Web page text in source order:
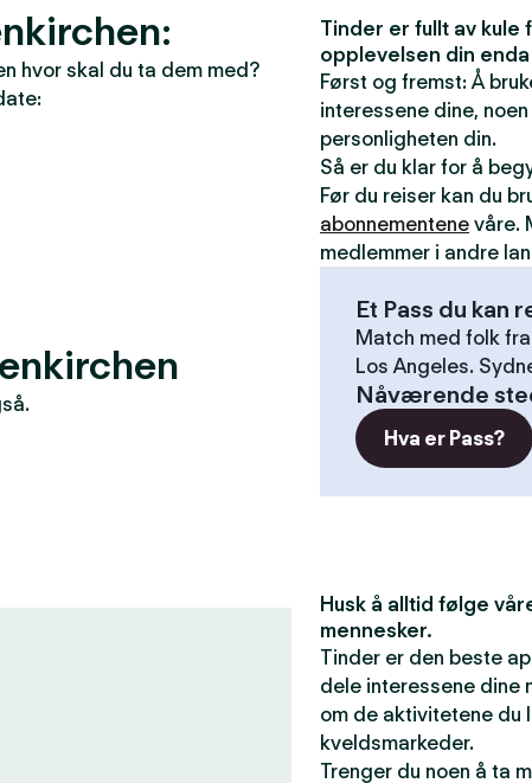
hvor skal du ta dem med?
Tinder er fullt av kule
opplevelsen din
Først og fremst: Å
interessene dine,
personligheten din.
Så er du klar for å
Før du reiser kan du
abonnementene våre.
medlemmer i andre
Et Pass du kan
Match med folk
Los Angeles.
Nåværende
Hva er Pass?
Husk å alltid følge
mennesker.
Tinder er den beste
dele interessene dine
om de aktivitetene du
kveldsmarkeder.
Trenger du noen å ta